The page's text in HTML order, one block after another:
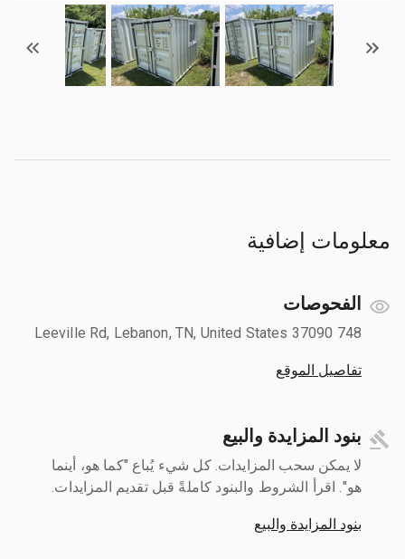
معلومات إضافية
الفحوصات
748 Leeville Rd, Lebanon, TN, United States 37090
تفاصيل الموقع
بنود المزايدة والبيع
لا يمكن سحب المزايدات. كل شيء يُباع "كما هو، أينما
هو". اقرأ الشروط والبنود كاملةً قبل تقديم المزايدات.
بنود المزايدة والبيع